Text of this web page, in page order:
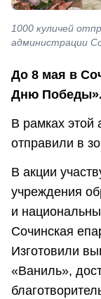
1000 куличей
администрации
До 8 мая в
Дню Победы».
В рамках этой
отправили в
В акции
учреждения
и
Сочинская
Изготовили
«Ваниль»,